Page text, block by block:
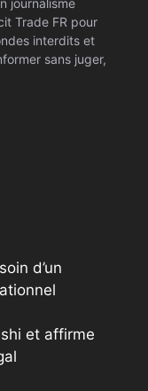
Trade FR pour
interdits et
sans juger,
d’un
et affirme